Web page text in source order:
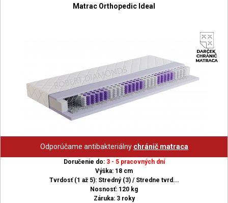
Matrac Orthopedic Ideal
Odporúčame antibakteriálny chránič matraca
Doručenie do: 3 - 5 pracovných dní
Výška: 18 cm
Tvrdosť (1 až 5): Stredný (3) / Stredne tvrd...
Nosnosť: 120 kg
Záruka: 3 roky